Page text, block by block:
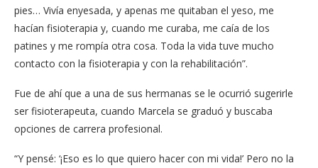
pies… Vivía enyesada, y apenas me quitaban el yeso, me
hacían fisioterapia y, cuando me curaba, me caía de los
patines y me rompía otra cosa. Toda la vida tuve mucho
contacto con la fisioterapia y con la rehabilitación”.
Fue de ahí que a una de sus hermanas se le ocurrió sugerirle
ser fisioterapeuta, cuando Marcela se graduó y buscaba
opciones de carrera profesional.
“Y pensé: ‘¡Eso es lo que quiero hacer con mi vida!’ Pero no la